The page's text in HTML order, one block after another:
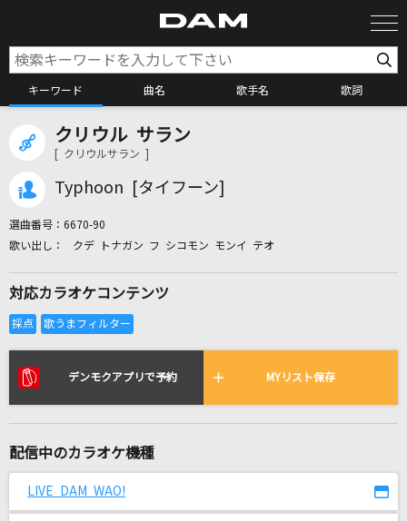
キーワード 曲名 歌手名 歌詞
カラオケ検索
カラオケ店舗検索
リアルタイムで歌われている曲の一覧
いちについて
クリウル サラン
[ クリウルサラン ]
Typhoon [タイフーン]
選曲番号： 6670-90
クデ トナガン フ シコモン モンイ テオ
対応カラオケコンテンツ
デンモクアプリで予約 MYリスト保存
配信中のカラオケ機種
LIVE DAM WAO!